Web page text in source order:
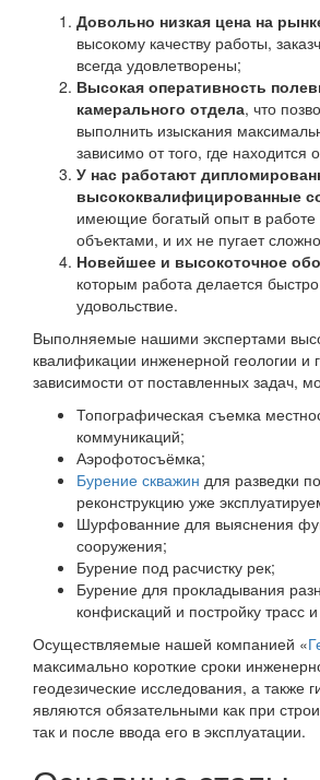
Довольно низкая цена на
высокому качеству работы,
всегда удовлетворены;
Высокая оперативность
камерального отдела, что
выполнить изыскания
зависимо от того, где находится
У нас работают
высококвалифицированные
имеющие богатый опыт в работе
объектами, и их не пугает
Новейшее и высокоточное
которым работа делается
удовольствие.
Выполняемые нашими экспертами
квалификации инженерной геологии и
зависимости от поставленных задач,
Топографическая съемка
коммуникаций;
Аэрофотосъёмка;
Бурение скважин для разведки
реконструкцию уже
Шурфованние для выяснения
сооружения;
Бурение под расчистку рек;
Бурение для прокладывания
конфискаций и постройку трасс
Осуществляемые нашей компанией «
максимально короткие сроки
геодезические исследования, а также
являются обязательными как при
так и после ввода его в эксплуатации.